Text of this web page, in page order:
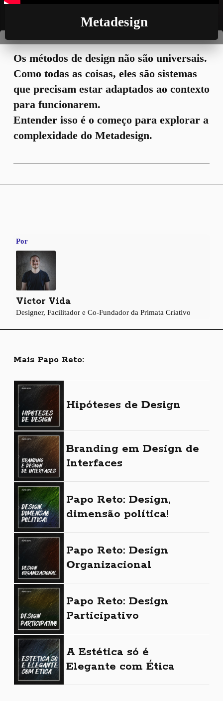
Metadesign
Os métodos de design não são universais.
Como todas as coisas, eles são sistemas
que precisam estar adaptados ao contexto
para funcionarem.
Entender isso é o começo para explorar a
complexidade do Metadesign.
Por
Victor Vida
Designer, Facilitador e Co-Fundador da Primata Criativo
Mais Papo Reto:
Hipóteses de Design
Branding em Design de
Interfaces
Papo Reto: Design,
dimensão política!
Papo Reto: Design
Organizacional
Papo Reto: Design
Participativo
A Estética só é
Elegante com Ética
Copyright © 2026 Primata Criativo.
All rights reserved.